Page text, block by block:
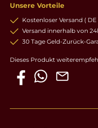
Unsere Vorteile
Kostenloser Versand (
Versand innerhalb von
30 Tage Geld-Zurück-
Dieses Produkt